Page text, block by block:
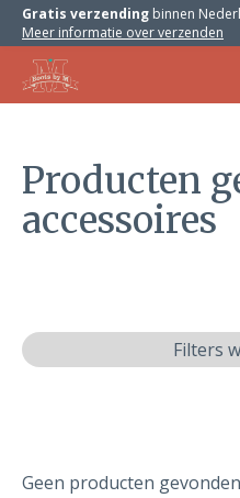
Gratis verzending binnen
Meer informatie over verzenden
Producten
accessoires
Filters
Geen producten